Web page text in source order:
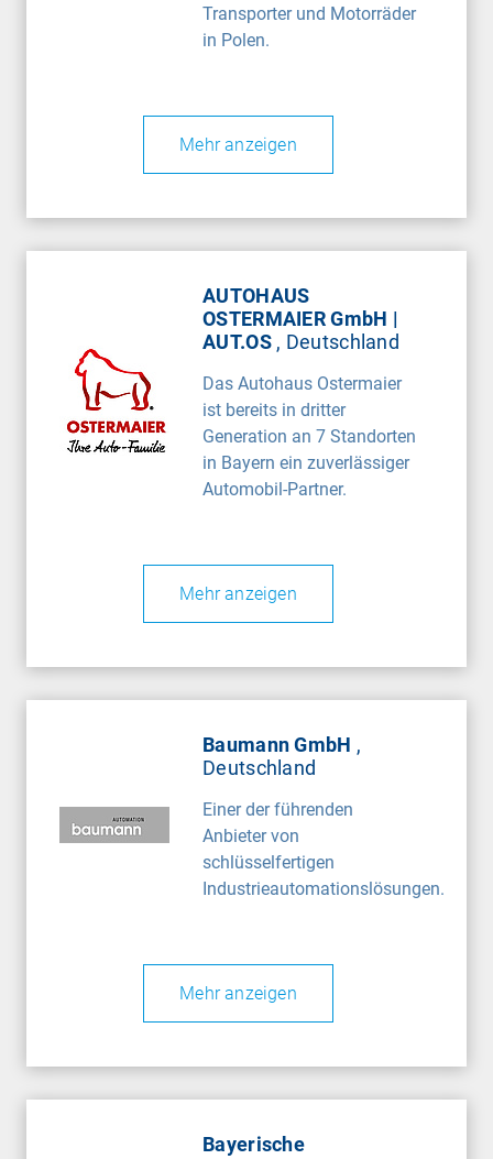
Transporter und Motorräder
in Polen.
Mehr anzeigen
AUTOHAUS
OSTERMAIER GmbH |
AUT.OS , Deutschland
Das Autohaus Ostermaier
ist bereits in dritter
Generation an 7 Standorten
in Bayern ein zuverlässiger
Automobil-Partner.
Mehr anzeigen
Baumann GmbH ,
Deutschland
Einer der führenden
Anbieter von
schlüsselfertigen
Industrieautomationslösungen.
Mehr anzeigen
Bayerische